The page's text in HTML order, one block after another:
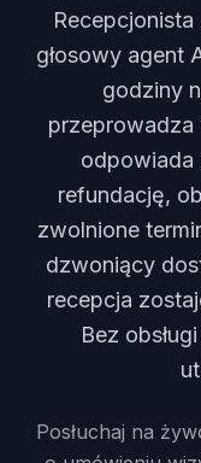
głosowy agent
godziny
przeprowadza
odpowiada
refundację,
zwolnione
dzwoniący
recepcja
Bez
Posłuchaj na